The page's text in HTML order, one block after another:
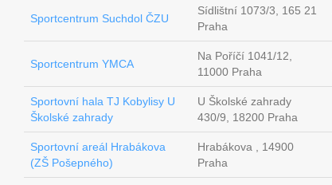
Sportcentrum Suchdol ČZU
Sídlištní 1073/3, 165 21
Praha
Sportcentrum YMCA
Na Poříčí 1041/12,
11000 Praha
Sportovní hala TJ Kobylisy U
Školské zahrady
U Školské zahrady
430/9, 18200 Praha
Sportovní areál Hrabákova
(ZŠ Pošepného)
Hrabákova , 14900
Praha